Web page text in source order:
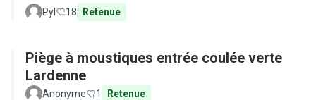
Pyl 18 Retenue
Piège à moustiques entrée coulée verte
Lardenne
Anonyme 1 Retenue